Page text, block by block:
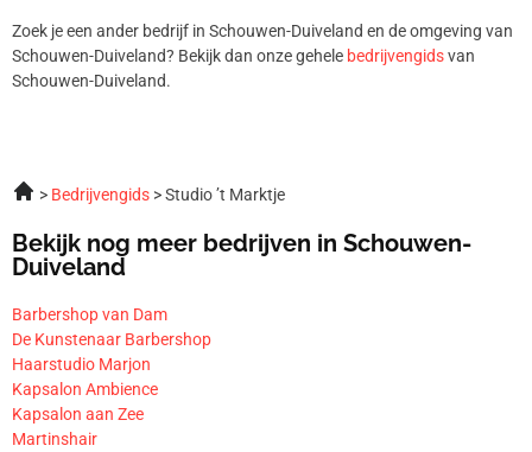
Zoek je een ander bedrijf in Schouwen-Duiveland en de omgeving van
Schouwen-Duiveland? Bekijk dan onze gehele bedrijvengidsvan
Schouwen-Duiveland.
Bedrijvengids Studio ’t Marktje
Bekijk nog meer bedrijven in Schouwen-
Duiveland
Barbershop van Dam
De Kunstenaar Barbershop
Haarstudio Marjon
Kapsalon Ambience
Kapsalon aan Zee
Martinshair